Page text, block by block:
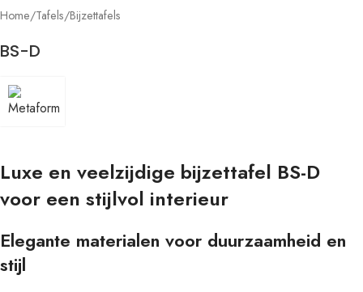
Home/Tafels/Bijzettafels
BS-D
Luxe en veelzijdige bijzettafel BS-D
voor een stijlvol interieur
Elegante materialen voor duurzaamheid en
stijl